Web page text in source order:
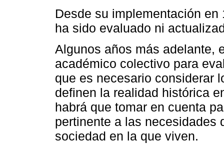
Desde su implementación
ha sido evaluado ni
Algunos años más adelante,
académico colectivo para
que es necesario considerar
definen la realidad histórica
habrá que tomar en cuenta
pertinente a las necesidades
sociedad en la que viven.